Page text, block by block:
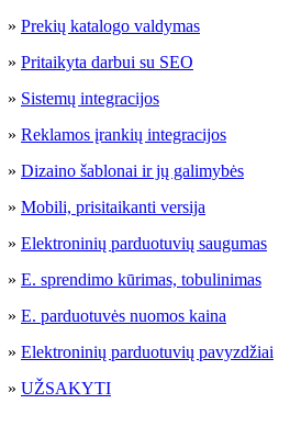
» Prekių katalogo valdymas
» Pritaikyta darbui su SEO
» Sistemų integracijos
» Reklamos įrankių integracijos
» Dizaino šablonai ir jų galimybės
» Mobili, prisitaikanti versija
» Elektroninių parduotuvių saugumas
» E. sprendimo kūrimas, tobulinimas
» E. parduotuvės nuomos kaina
» Elektroninių parduotuvių pavyzdžiai
» UŽSAKYTI